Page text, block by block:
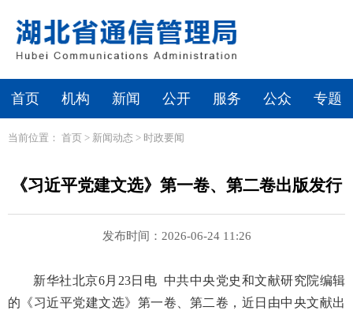
首页 机构 新闻 公开 服务 公众 专题
当前位置： 首页 > 新闻动态 > 时政要闻
《习近平党建文选》第一卷、第二卷出版发行
发布时间：2026-06-24 11:26
新华社北京6月23日电 中共中央党史和文献研究院编辑
的《习近平党建文选》第一卷、第二卷，近日由中央文献出